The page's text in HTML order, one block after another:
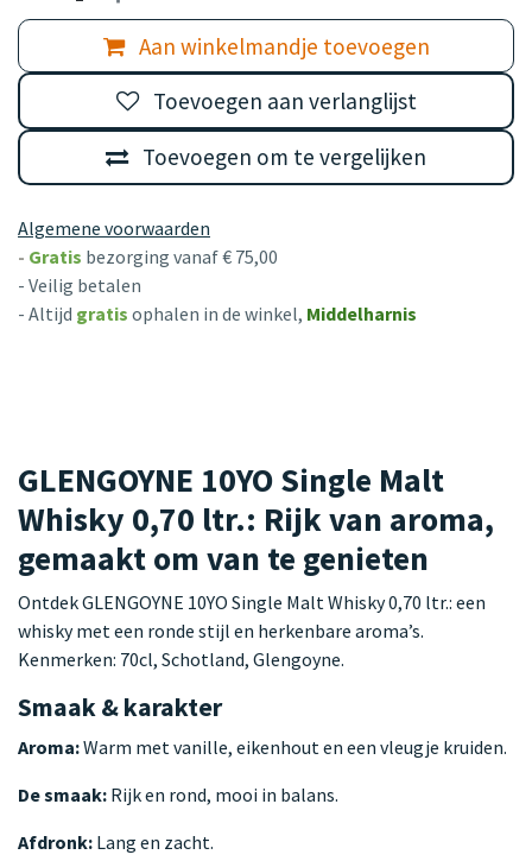
Aan winkelmandje toevoegen
Toevoegen om te vergelijken
Toevoegen aan verlanglijst
Algemene voorwaarden
- Gratis bezorging vanaf € 75,00
- Veilig betalen
- Altijd gratis ophalen in de winkel, Middelharnis
GLENGOYNE 10YO Single Malt
Whisky 0,70 ltr.: Rijk van aroma,
gemaakt om van te genieten
Ontdek GLENGOYNE 10YO Single Malt Whisky 0,70 ltr.: een
whisky met een ronde stijl en herkenbare aroma’s.
Kenmerken: 70cl, Schotland, Glengoyne.
Smaak & karakter
Aroma:Warm met vanille, eikenhout en een vleugje kruiden.
De smaak: Rijk en rond, mooi in balans.
Afdronk: Lang en zacht.